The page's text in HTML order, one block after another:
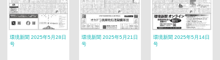
環境新聞 2025年5月28日
号
環境新聞 2025年5月21日
号
環境新聞 2025年5月14日
号